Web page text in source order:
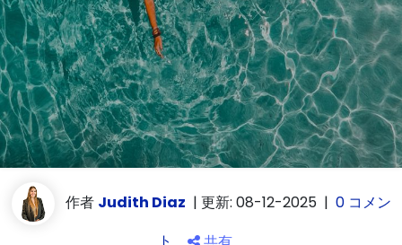
作者 Judith Diaz | 更新: 08-12-2025 | 0 コメン